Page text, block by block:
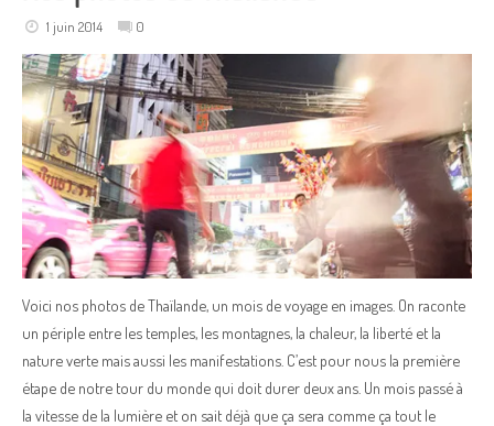
1 juin 2014 0
Voici nos photos de Thaïlande, un mois de voyage en images. On raconte
un périple entre les temples, les montagnes, la chaleur, la liberté et la
nature verte mais aussi les manifestations. C’est pour nous la première
étape de notre tour du monde qui doit durer deux ans. Un mois passé à
la vitesse de la lumière et on sait déjà que ça sera comme ça tout le